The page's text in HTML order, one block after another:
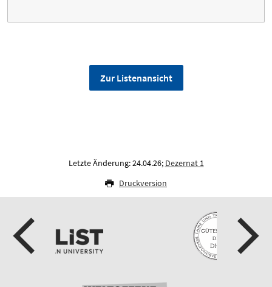
Zur Listenansicht
Letzte Änderung: 24.04.26; Dezernat 1
Druckversion